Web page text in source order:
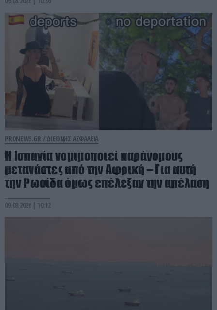
PRONEWS.GR / ΔΙΕΘΝΗΣ ΑΣΦΑΛΕΙΑ
Η Ισπανία νομιμοποιεί παράνομους
μετανάστες από την Αφρική – Για αυτή
την Ρωσίδα όμως επέλεξαν την απέλαση
09.08.2026 | 10:12